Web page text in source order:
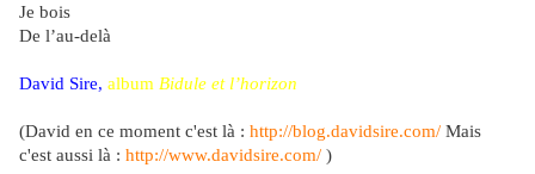
Je bois
De l’au-delà
David Sire, album Bidule et l’horizon
(David en ce moment c'est là : http://blog.davidsire.com/ Mais
c'est aussi là : http://www.davidsire.com/ )